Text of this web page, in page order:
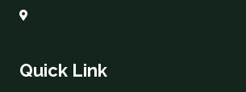
Quick Link